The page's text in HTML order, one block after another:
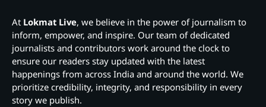
At Lokmat Live, we believe in the power of journalism to
inform, empower, and inspire. Our team of dedicated
journalists and contributors work around the clock to
ensure our readers stay updated with the latest
happenings from across India and around the world. We
prioritize credibility, integrity, and responsibility in every
story we publish.